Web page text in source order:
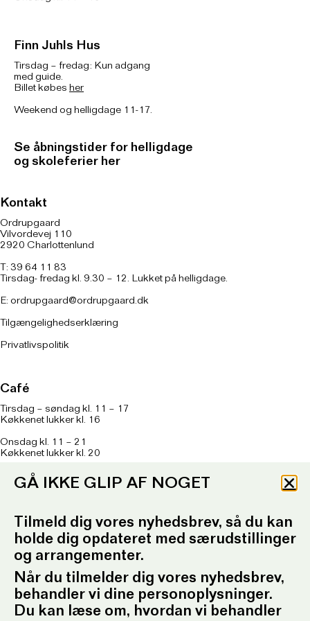
Finn Juhls Hus
Tirsdag – fredag: Kun adgang
med guide.
Billet købes her
Weekend og helligdage 11-17.
Se åbningstider for helligdage
og skoleferier her
Kontakt
Ordrupgaard
Vilvordevej 110
2920 Charlottenlund
T: 39 64 11 83
Tirsdag- fredag kl. 9.30 – 12. Lukket på helligdage.
E: ordrupgaard@ordrupgaard.dk
Tilgængelighedserklæring
Privatlivspolitik
Café
Tirsdag – søndag kl. 11 – 17
Køkkenet lukker kl. 16
Onsdag kl. 11 – 21
Køkkenet lukker kl. 20
Om caféen her
kl. 10.30-12.30 og kl. 16.30-17.30
ordrupgaard.mondrups@outlook.dk
Presserum
Pressemeddelelser
Pressebilleder
GÅ IKKE GLIP AF NOGET
Tilmeld dig vores nyhedsbrev, så du kan
holde dig opdateret med særudstillinger
og arrangementer.
Når du tilmelder dig vores nyhedsbrev,
behandler vi dine personoplysninger.
Du kan læse om, hvordan vi behandler